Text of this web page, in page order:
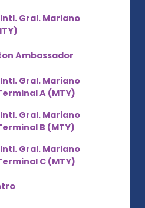
Gral. Mariano
Ambassador
Gral. Mariano
A (MTY)
Gral. Mariano
B (MTY)
Gral. Mariano
C (MTY)